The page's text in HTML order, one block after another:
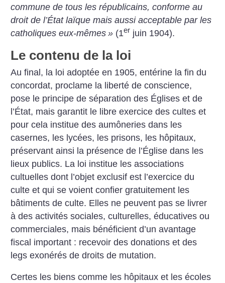
commune de tous les républicains, conforme au
droit de l’État laïque mais aussi acceptable par les
catholiques eux-mêmes » (1er juin 1904).
Le contenu de la loi
Au final, la loi adoptée en 1905, entérine la fin du
concordat, proclame la liberté de conscience,
pose le principe de séparation des Églises et de
l’État, mais garantit le libre exercice des cultes et
pour cela institue des aumôneries dans les
casernes, les lycées, les prisons, les hôpitaux,
préservant ainsi la présence de l’Église dans les
lieux publics. La loi institue les associations
cultuelles dont l’objet exclusif est l’exercice du
culte et qui se voient confier gratuitement les
bâtiments de culte. Elles ne peuvent pas se livrer
à des activités sociales, culturelles, éducatives ou
commerciales, mais bénéficient d’un avantage
fiscal important : recevoir des donations et des
legs exonérés de droits de mutation.
Certes les biens comme les hôpitaux et les écoles